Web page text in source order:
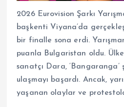
2026 Eurovision Şarkı
başkenti Viyana’da
bir finalle sona erdi.
puanla Bulgaristan oldu.
sanatçı Dara, ‘Bangaranga’
ulaşmayı başardı. Ancak,
yaşanan olaylar ve